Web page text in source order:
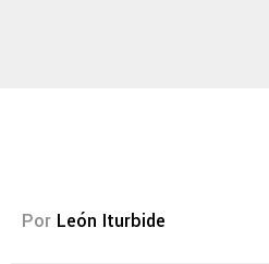
Por León Iturbide